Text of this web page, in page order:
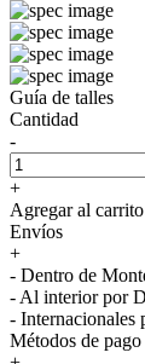
Guía de talles
Cantidad
-
+
Agregar al carrito
Envíos
+
- Dentro de
- Al interior por
- Internacionales
Métodos de pago